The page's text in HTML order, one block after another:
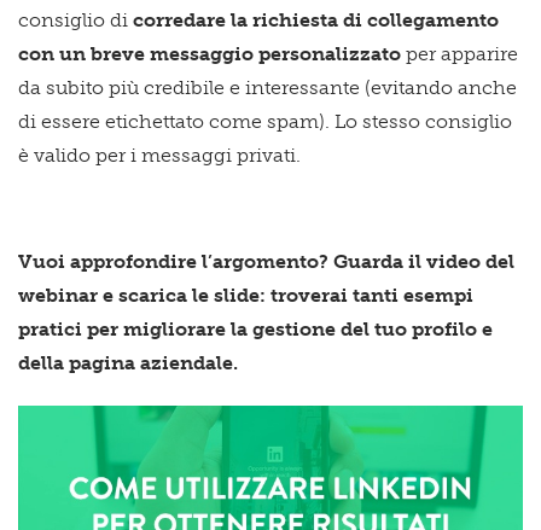
consiglio di corredare la richiesta di collegamento
con un breve messaggio personalizzato per apparire
da subito più credibile e interessante (evitando anche
di essere etichettato come spam). Lo stesso consiglio
è valido per i messaggi privati.
Vuoi approfondire l’argomento? Guarda il video del
webinar e scarica le slide: troverai tanti esempi
pratici per migliorare la gestione del tuo profilo e
della pagina aziendale.